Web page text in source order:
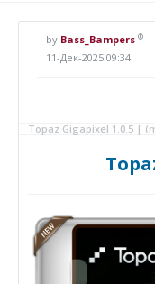
by Bass_Bampers ®
11-Дек-2025 09:34
Topaz Gigapixel 1.0.5 |